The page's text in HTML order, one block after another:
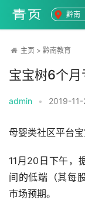
黔南
主页 > 黔南教育
宝宝树6个月
admin • 2019-
母婴类社区平台
11月20日下午，
间的低端（其每
市场预期。